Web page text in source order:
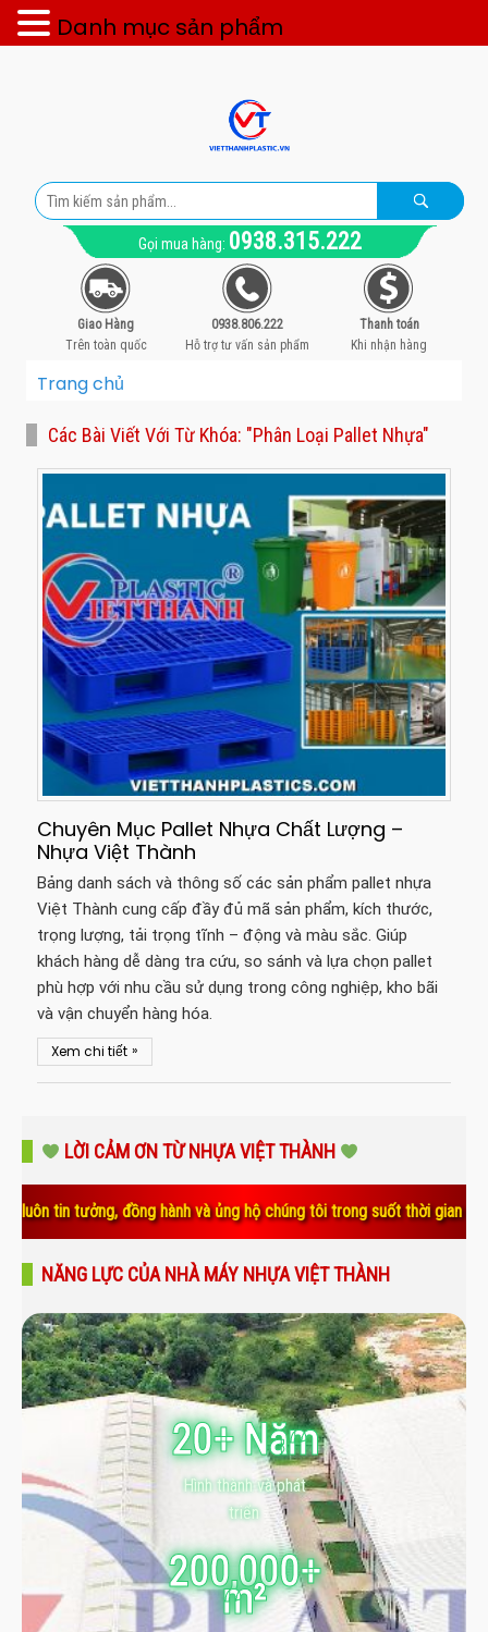
Gọi mua hàng: 0938.315.222
Giao Hàng
Trên toàn quốc
0938.806.222
Hỗ trợ tư vấn sản phẩm
Thanh toán
Khi nhận hàng
Trang chủ
Các Bài Viết Với Từ Khóa: "phân Loại Pallet Nhựa"
Chuyên Mục Pallet Nhựa Chất Lượng –
Nhựa Việt Thành
Bảng danh sách và thông số các sản phẩm pallet nhựa
Việt Thành cung cấp đầy đủ mã sản phẩm, kích thước,
trọng lượng, tải trọng tĩnh – động và màu sắc. Giúp
khách hàng dễ dàng tra cứu, so sánh và lựa chọn pallet
phù hợp với nhu cầu sử dụng trong công nghiệp, kho bãi
và vận chuyển hàng hóa.
Xem chi tiết »
LỜI CẢM ƠN TỪ NHỰA VIỆT THÀNH
và ủng hộ chúng tôi trong suốt thời gian qua. Sự tin yêu và
NĂNG LỰC CỦA NHÀ MÁY NHỰA VIỆT THÀNH
20+ Năm
Hình thành và phát
triển
200,000+
m²
Danh mục sản phẩm